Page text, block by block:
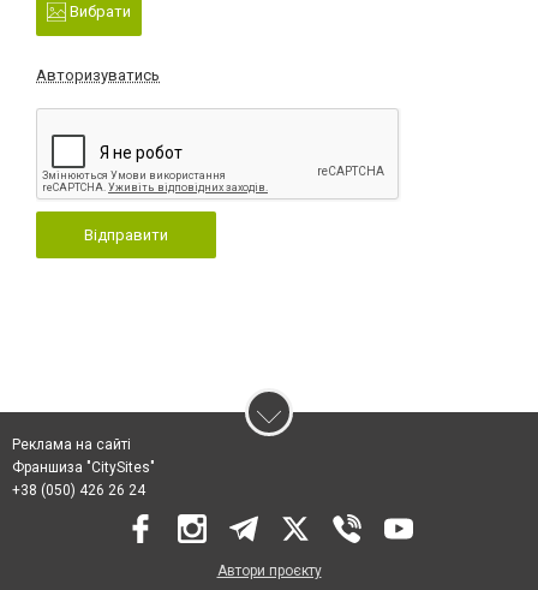
Вибрати
Авторизуватись
Відправити
Реклама на сайті
Франшиза "CitySites"
+38 (050) 426 26 24
Автори проєкту